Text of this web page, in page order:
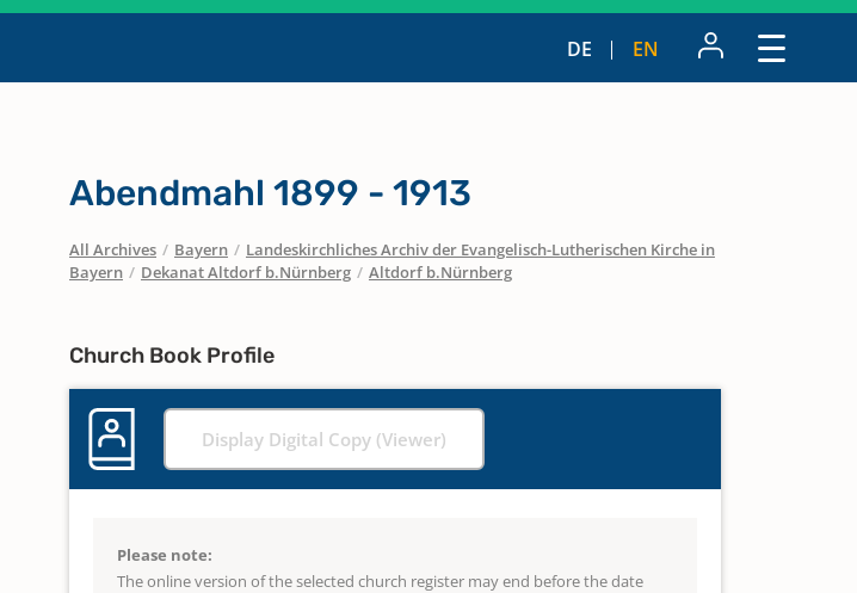
DE EN
Abendmahl 1899 - 1913
All Archives / Bayern / Landeskirchliches Archiv der Evangelisch-Lutherischen Kirche in
Bayern / Dekanat Altdorf b.Nürnberg / Altdorf b.Nürnberg
Church Book Profile
Display Digital Copy (Viewer)
Please note:
The online version of the selected church register may end before the date